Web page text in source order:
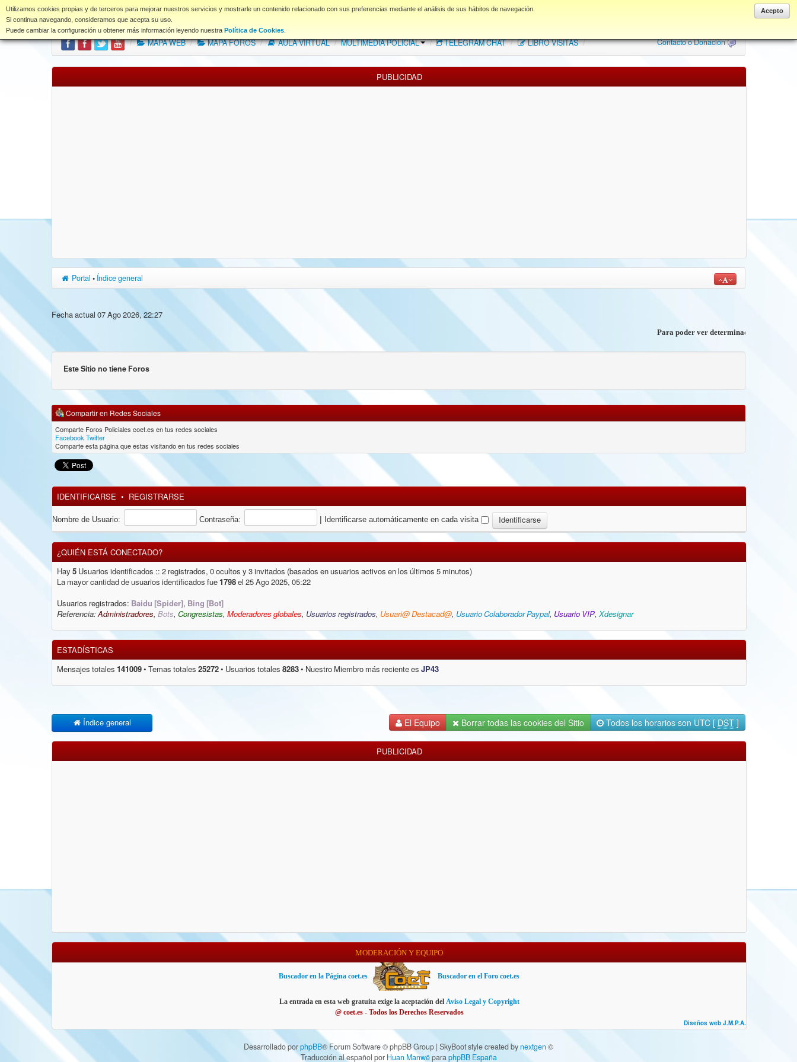
Acepto
Utilizamos cookies propias y de terceros para mejorar nuestros servicios y mostrarle un contenido relacionado con sus preferencias mediante el análisis de sus hábitos de navegación.
Si continua navegando, consideramos que acepta su uso.
Puede cambiar la configuración u obtener más información leyendo nuestra Política de Cookies
www.coet.es Portal Índice Foros FAQ NORMAS FORO Descargas
/ MAPA WEB / MAPA FOROS / AULA VIRTUAL / MULTIMEDIA POLICIAL / TELEGRAM CHAT / LIBRO VISITAS / Contacto o Donación
PUBLICIDAD
Portal • Índice general
Fecha actual 07 Ago 2026, 22:27
Para poder ver determinados contenidos debe
Este Sitio no tiene Foros
Compartir en Redes Sociales
Comparte Foros Policiales coet.es en tus redes sociales
Facebook Twitter
Comparte esta página que estas visitando en tus redes sociales
IDENTIFICARSE • REGISTRARSE
Nombre de Usuario: Contraseña: Identificarse automáticamente en cada visita
¿QUIÉN ESTÁ CONECTADO?
Hay 5 Usuarios identificados :: 2 registrados, 0 ocultos y 3 invitados (basados en usuarios activos en los últimos 5 minutos)
La mayor cantidad de usuarios identificados fue 1798 el 25 Ago 2025, 05:22
Usuarios registrados: Baidu [Spider] , Bing [Bot]
Referencia: Administradores, Bots, Congresistas, Moderadores globales, Usuarios registrados, Usuari@ Destacad@, Usuario Colaborador Paypal, Usuario VIP, Xdesignar
ESTADÍSTICAS
Mensajes totales 141009 • Temas totales 25272 • Usuarios totales 8283 • Nuestro Miembro más reciente es JP43
Índice general El Equipo Borrar todas las cookies del Sitio Todos los horarios son UTC [ DST ]
PUBLICIDAD
MODERACIÓN Y EQUIPO
Buscador en la Página coet.es Buscador en el Foro coet.es
La entrada en esta web gratuita exige la aceptación del Aviso Legal y Copyright
@ coet.es - Todos los Derechos Reservados
Diseños web J.M.P.A.
Desarrollado porphpBB® Forum Software © phpBB Group | SkyBoot style created bynextgen ©
Traducción al español por Huan ManwëparaphpBB España